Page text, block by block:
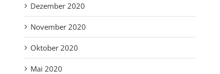
Dezember 2020
November 2020
Oktober 2020
Mai 2020